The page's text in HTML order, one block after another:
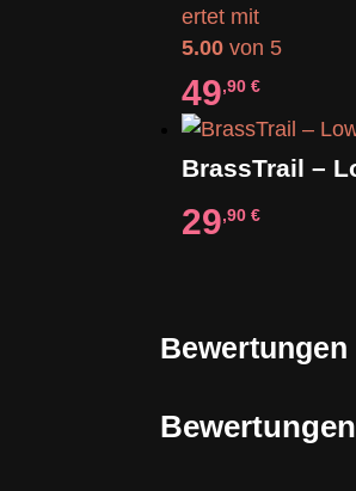
ertet mit
5.00 von 5
49,90€
29,90€
Bewertungen
Bewertungen